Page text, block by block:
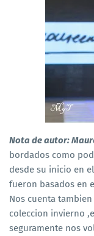
Nota de autor:
bordados como
desde su inicio en el
fueron basados en
Nos cuenta
coleccion invierno
seguramente nos